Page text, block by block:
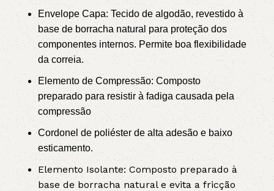
Envelope Capa: Tecido de algodão, revestido à
base de borracha natural para proteção dos
componentes internos. Permite boa flexibilidade
da correia.
Elemento de Compressão: Composto
preparado para resistir à fadiga causada pela
compressão
Cordonel de poliéster de alta adesão e baixo
esticamento.
Elemento Isolante: Composto preparado à
base de borracha natural e evita a fricção